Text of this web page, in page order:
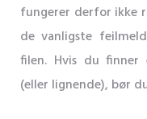
fungerer derfor ikke
de vanligste
filen. Hvis du
(eller lignende), bør